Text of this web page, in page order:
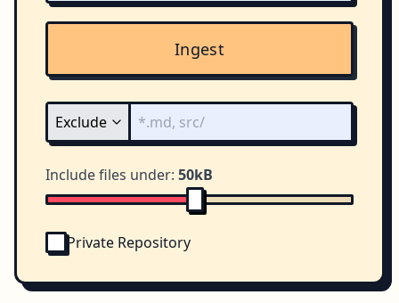
Ingest
Include files under: 50kB
Private Repository